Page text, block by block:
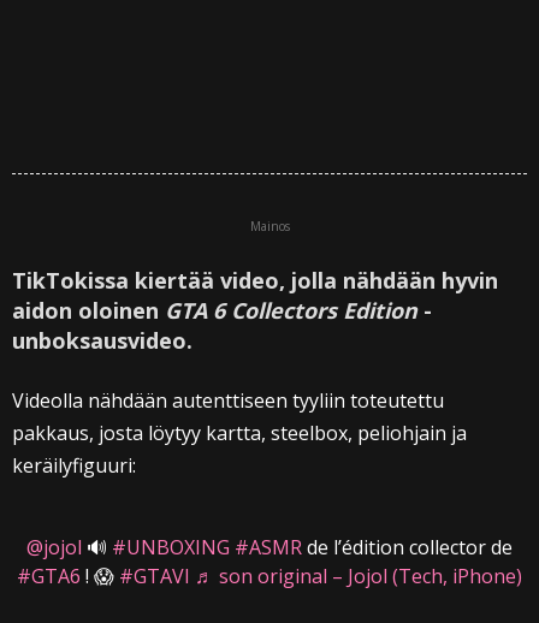
Mainos
TikTokissa kiertää video, jolla nähdään hyvin
aidon oloinen GTA 6 Collectors Edition-
unboksausvideo.
Videolla nähdään autenttiseen tyyliin toteutettu
pakkaus, josta löytyy kartta, steelbox, peliohjain ja
keräilyfiguuri:
@jojol 🔊 #UNBOXING #ASMRde l’édition collector de
#GTA6 ! 😱 #GTAVI ♬ son original – Jojol (Tech, iPhone)